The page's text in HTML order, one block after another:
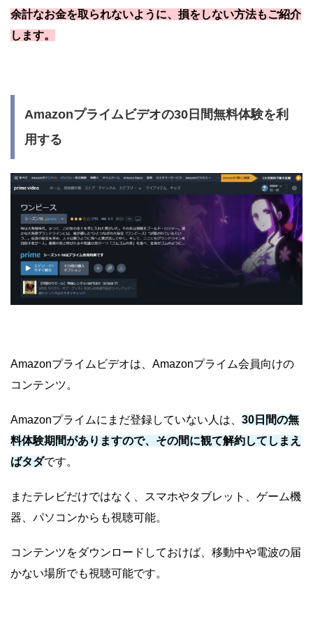
余計なお金を取られないように、損をしない方法もご紹介
します。
Amazonプライムビデオの30日間無料体験を利
用する
Amazonプライムビデオは、Amazonプライム会員向けの
コンテンツ。
Amazonプライムにまだ登録していない人は、 30日間の無
料体験期間がありますので、その間に観て解約してしまえ
ばタダです。
またテレビだけではなく、スマホやタブレット、ゲーム機
器、パソコンからも視聴可能。
コンテンツをダウンロードしておけば、移動中や電波の届
かない場所でも視聴可能です。